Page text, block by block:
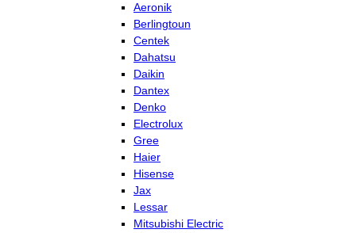
Aeronik
Berlingtoun
Centek
Dahatsu
Daikin
Dantex
Denko
Electrolux
Gree
Haier
Hisense
Jax
Lessar
Mitsubishi Electric